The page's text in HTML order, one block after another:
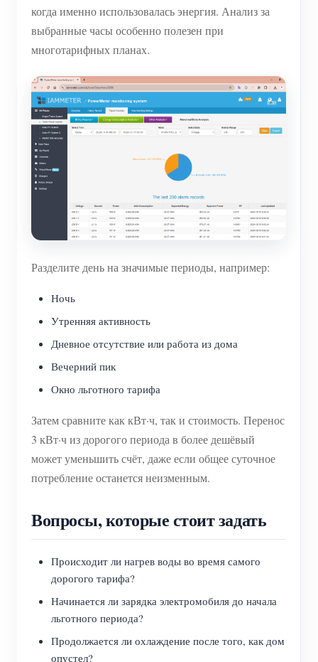
когда именно использовалась энергия. Анализ за
выбранные часы особенно полезен при
многотарифных планах.
Разделите день на значимые периоды, например:
Ночь
Утренняя активность
Дневное отсутствие или работа из дома
Вечерний пик
Окно льготного тарифа
Затем сравните как кВт·ч, так и стоимость. Перенос
3 кВт·ч из дорогого периода в более дешёвый
может уменьшить счёт, даже если общее суточное
потребление останется неизменным.
Вопросы, которые стоит задать
Происходит ли нагрев воды во время самого
дорогого тарифа?
Начинается ли зарядка электромобиля до начала
льготного периода?
Продолжается ли охлаждение после того, как дом
опустел?